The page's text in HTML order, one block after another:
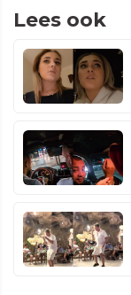
Lees ook